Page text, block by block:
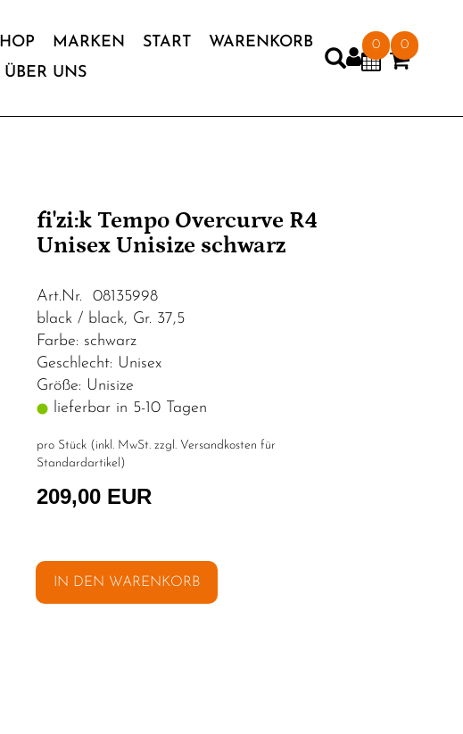
MARKEN START
WARENKORB
ÜBER UNS
0 0
fi'zi:k Tempo Overcurve R4
Unisex Unisize schwarz
Art.Nr. 08135998
black / black, Gr. 37,5
Farbe: schwarz
Geschlecht: Unisex
Größe: Unisize
lieferbar in 5-10 Tagen
pro Stück (inkl. MwSt. zzgl. Versandkosten für
Standardartikel )
209,00 EUR
IN DEN WARENKORB